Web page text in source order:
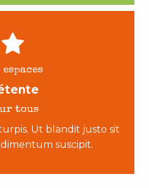
espaces
tous
Ut blandit justo sit
suscipit.